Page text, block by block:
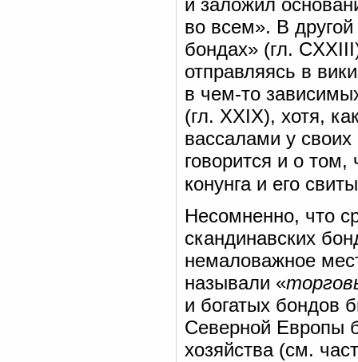
во всем». В другой
бондах» (гл.
отправляясь в
в чем-то
(гл. XXIX), хотя,
вассалами у своих
говорится и о
конунга и его
Несомненно, что
скандинавских
немаловажное
называли «
и богатых бондов
Северной Европы
хозяйства (см.